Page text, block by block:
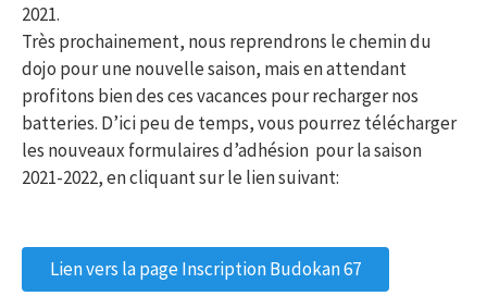
2021.
Très prochainement, nous reprendrons le chemin du
dojo pour une nouvelle saison, mais en attendant
profitons bien des ces vacances pour recharger nos
batteries. D’ici peu de temps, vous pourrez télécharger
les nouveaux formulaires d’adhésion pour la saison
2021-2022, en cliquant sur le lien suivant:
Lien vers la page Inscription Budokan 67